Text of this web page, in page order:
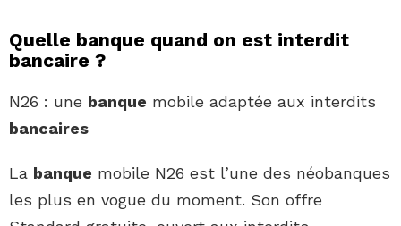
Quelle banque quand on est interdit
bancaire ?
N26 : une banque mobile adaptée aux interdits
bancaires
La banque mobile N26 est l’une des néobanques
les plus en vogue du moment. Son offre